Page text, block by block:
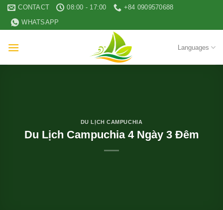
Skip
content
CONTACT 08:00 - 17:00
+84 0909570688
WHATSAPP
Languages
DU LỊCH CAMPUCHIA
Du Lịch Campuchia 4 Ngày 3 Đêm